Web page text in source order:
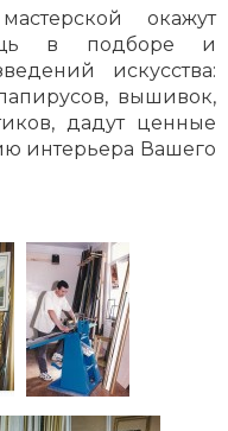
окажут
в подборе и
искусства:
вышивок,
дадут ценные
интерьера Вашего